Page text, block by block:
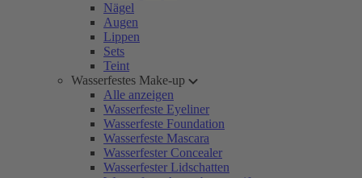
Nägel
Augen
Lippen
Sets
Teint
Wasserfestes Make-up
Alle anzeigen
Wasserfeste Eyeliner
Wasserfeste Foundation
Wasserfeste Mascara
Wasserfester Concealer
Wasserfester Lidschatten